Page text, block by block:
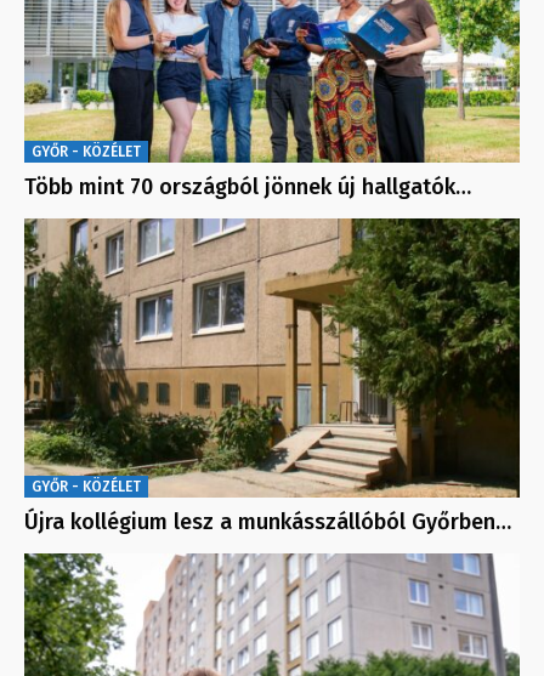
GYŐR - KÖZÉLET
Több mint 70 országból jönnek új hallgatók…
GYŐR - KÖZÉLET
Újra kollégium lesz a munkásszállóból Győrben…